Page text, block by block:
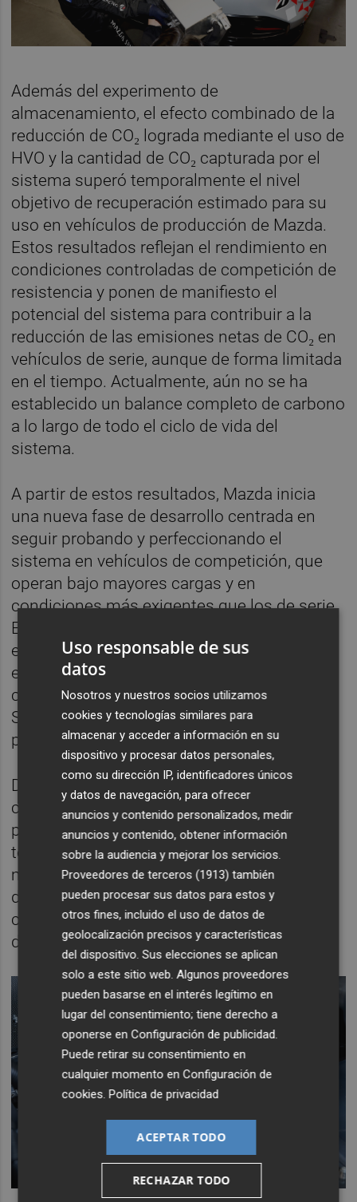
Además del experimento de
almacenamiento, el efecto combinado de la
reducción de CO₂ lograda mediante el uso de
HVO y la cantidad de CO₂ capturada por el
sistema superó temporalmente el nivel
objetivo de recuperación estimado para su
uso en vehículos de producción de Mazda.
Estos resultados reflejan el rendimiento en
condiciones controladas de competición de
resistencia y ponen de manifiesto el
potencial del sistema para contribuir a la
reducción de las emisiones netas de CO₂ en
vehículos de serie, aunque de forma limitada
en el tiempo. Actualmente, aún no se ha
establecido un balance completo de carbono
a lo largo de todo el ciclo de vida del
sistema.
A partir de estos resultados, Mazda inicia
una nueva fase de desarrollo centrada en
seguir probando y perfeccionando el
sistema en vehículos de competición, que
operan bajo mayores cargas y en
condiciones más exigentes que los de serie.
En concreto, Mazda tiene previsto seguir
evaluando el potencial de reducción de
emisiones netas de CO₂ en su vehículo de
carreras durante la séptima ronda de la
Super Taikyu Series, programada para el
próximo mes de noviembre.
De cara al futuro, Mazda continuará
colaborando con una amplia red de socios
para seguir avanzando en el desarrollo de la
tecnología y los equipos, con el objetivo de
mejorar la eficiencia del sistema, su
durabilidad y su posible aplicación en
condiciones reales de conducción, más allá
de los vehículos experimentales.
Uso responsable de sus
datos
Nosotros y nuestros socios utilizamos
cookies y tecnologías similares para
almacenar y acceder a información en su
dispositivo y procesar datos personales,
como su dirección IP, identificadores únicos
y datos de navegación, para ofrecer
anuncios y contenido personalizados, medir
anuncios y contenido, obtener información
sobre la audiencia y mejorar los servicios.
Proveedores de terceros (1913) también
pueden procesar sus datos para estos y
otros fines, incluido el uso de datos de
geolocalización precisos y características
del dispositivo. Sus elecciones se aplican
solo a este sitio web. Algunos proveedores
pueden basarse en el interés legítimo en
lugar del consentimiento; tiene derecho a
oponerse enConfiguración de publicidad
Puede retirar su consentimiento en
cualquier momento enConfiguración de
cookies .Política de privacidad
ACEPTAR TODO
RECHAZAR TODO